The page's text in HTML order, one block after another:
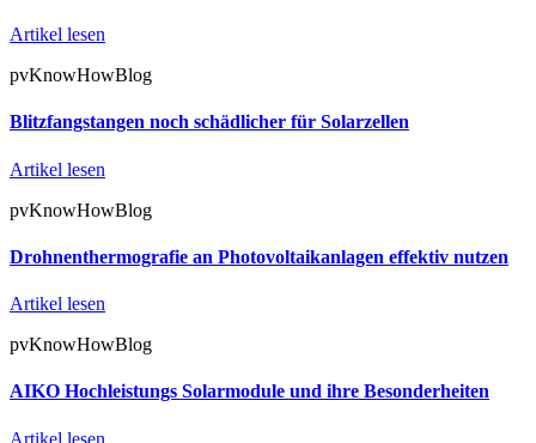
Artikel lesen
pvKnowHowBlog
Blitzfangstangen noch schädlicher für Solarzellen
Artikel lesen
pvKnowHowBlog
Drohnenthermografie an Photovoltaikanlagen effektiv nutzen
Artikel lesen
pvKnowHowBlog
AIKO Hochleistungs Solarmodule und ihre Besonderheiten
Artikel lesen